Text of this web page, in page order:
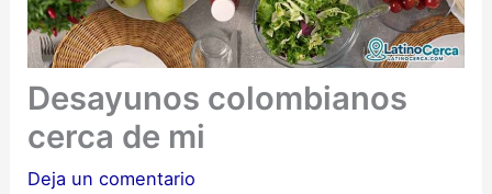
Desayunos colombianos
cerca de mi
Deja un comentario